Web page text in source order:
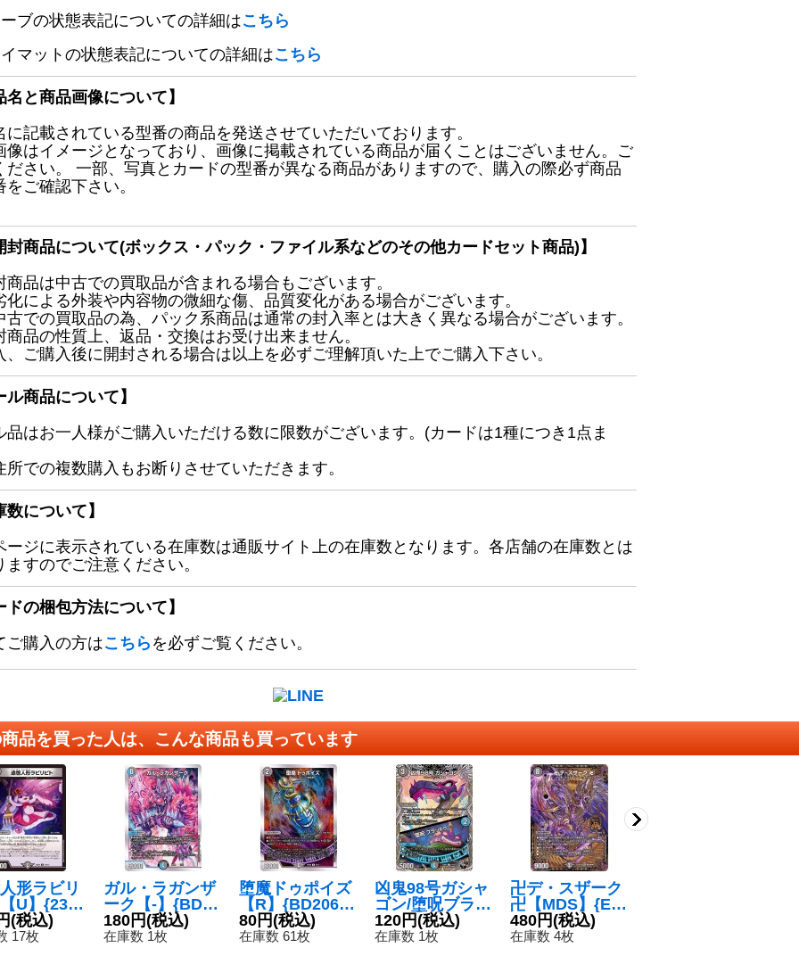
ブの状態表記についての詳細はこちら
マットの状態表記についての詳細はこちら
名と商品画像について】
に記載されている型番の商品を発送させていただいております。
像はイメージとなっており、画像に掲載されている商品が届くことはございません。ご
ださい。 一部、写真とカードの型番が異なる商品がありますので、購入の際必ず商品
をご確認下さい。
封商品について(ボックス・パック・ファイル系などのその他カードセット商品)】
商品は中古での買取品が含まれる場合もございます。
化による外装や内容物の微細な傷、品質変化がある場合がございます。
古での買取品の為、パック系商品は通常の封入率とは大きく異なる場合がございます。
商品の性質上、返品・交換はお受け出来ません。
、ご購入後に開封される場合は以上を必ずご理解頂いた上でご購入下さい。
ル商品について】
品はお一人様がご購入いただける数に限数がございます。(カードは1種につき1点ま
所での複数購入もお断りさせていただきます。
数について】
ージに表示されている在庫数は通販サイト上の在庫数となります。各店舗の在庫数とは
ますのでご注意ください。
ドの梱包方法について】
ご購入の方はこちら を必ずご覧ください。
品を買った人は、こんな商品も買っています
形ラビリ
U】{23E
112}
(税込)
17枚
ガル・ラガンザ
ーク【-】{BD20
1/12}《多》
180円(税込)
在庫数 1枚
堕魔ドゥポイズ
【R】{BD206/1
2}《闇》
80円(税込)
在庫数 61枚
凶鬼98号ガシャ
ゴン/堕呪ブラッ
ドゥ【C】{23R
P4T10/T10}
120円(税込)
在庫数 1枚
卍デ・スザーク
卍【MDS】{EX
19M20/M40}
《闇》
480円(税込)
在庫数 4枚